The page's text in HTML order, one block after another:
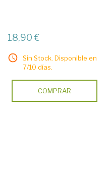
18,90 €
Sin Stock. Disponible en
7/10 días.
COMPRAR